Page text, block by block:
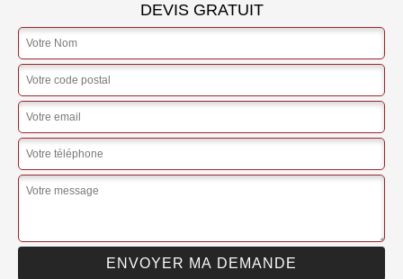
DEVIS GRATUIT